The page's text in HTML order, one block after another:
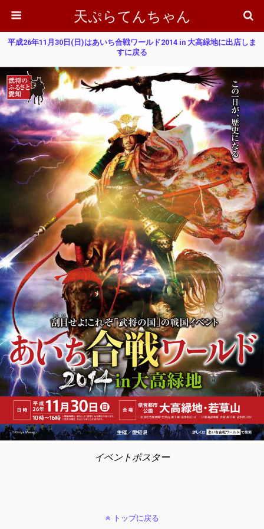
天ぷらてんちゃん
平成26年11月30日(日)はあいち合戦ワールド2014 in 大高緑地に出店しま
すに戻る
イベントポスター
トップに戻る